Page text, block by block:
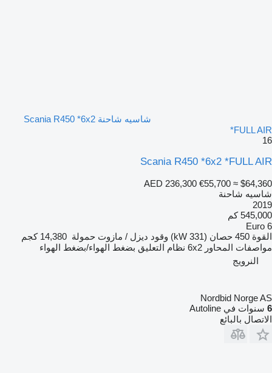
شاسيه شاحنة Scania R450 *6x2
*FULL AIR
16
Scania R450 *6x2 *FULL AIR
AED 236,300 €55,700 ≈ $64,360
شاسيه شاحنة
2019
545,000 كم
Euro 6
القوة 450 حصان (331 kW) وقود ديزل / مازوت حمولة 14,380 كجم
مواصفات المحاور 6x2 نظام التعليق بضغط الهواء/بضغط الهواء
النرويج
Nordbid Norge AS
6 سنوات في Autoline
الاتصال بالبائع